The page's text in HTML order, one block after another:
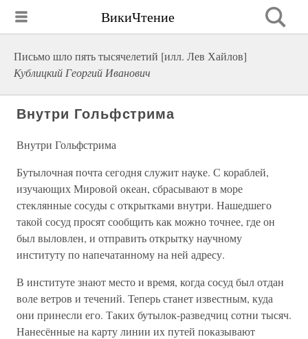
ВикиЧтение
Письмо шло пять тысячелетий [илл. Лев Хайлов]
Кублицкий Георгий Иванович
Внутри Гольфстрима
Внутри Гольфстрима
Бутылочная почта сегодня служит науке. С кораблей,
изучающих Мировой океан, сбрасывают в море
стеклянные сосуды с открытками внутри. Нашедшего
такой сосуд просят сообщить как можно точнее, где он
был выловлен, и отправить открытку научному
институту по напечатанному на ней адресу.
В институте знают место и время, когда сосуд был отдан
воле ветров и течений. Теперь станет известным, куда
они принесли его. Таких бутылок-разведчиц сотни тысяч.
Нанесённые на карту линии их путей показывают